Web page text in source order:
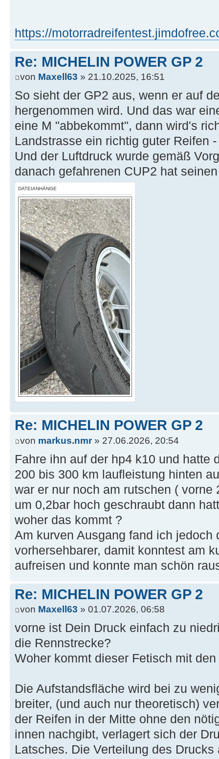
https://
Re: MICHELIN POWER GP 2
von Maxell63 » 21.10.2025, 16:51
So sieht der GP2 aus, wenn er auf
hergenommen wird. Und das war
eine M "abbekommt", dann wird's
Landstrasse ein richtig guter Reifen
Und der Luftdruck wurde gemäß
danach gefahrenen CUP2 hat
DATEIANHÄNGE
Re: MICHELIN POWER GP 2
von markus.nmr» 27.06.2026, 20:54
Fahre ihn auf der hp4 k10 und hatte
200 bis 300 km laufleistung hinten
war er nur noch am rutschen (
um 0,2bar hoch geschraubt dann
woher das kommt ?
Am kurven Ausgang fand ich jedoch
vorhersehbarer, damit konntest am
aufreisen und konnte man schön
Re: MICHELIN POWER GP 2
von Maxell63 » 01.07.2026, 06:58
vorne ist Dein Druck einfach zu
die Rennstrecke?
Woher kommt dieser Fetisch mit
Die Aufstandsfläche wird bei zu
breiter, (und auch nur theoretisch)
der Reifen in der Mitte ohne den
innen nachgibt, verlagert sich der
Latsches. Die Verteilung des